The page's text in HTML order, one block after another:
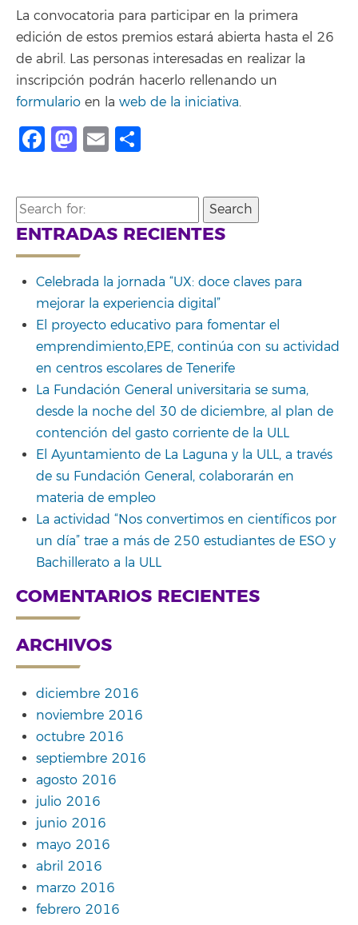
La convocatoria para participar en la primera
edición de estos premios estará abierta hasta el 26
de abril. Las personas interesadas en realizar la
inscripción podrán hacerlo rellenando un
formulario en la web de la iniciativa.
Facebook
Mastodon
Email
Search
for:
ENTRADAS RECIENTES
Celebrada la jornada “UX: doce claves para
mejorar la experiencia digital”
El proyecto educativo para fomentar el
emprendimiento,EPE, continúa con su actividad
en centros escolares de Tenerife
La Fundación General universitaria se suma,
desde la noche del 30 de diciembre, al plan de
contención del gasto corriente de la ULL
El Ayuntamiento de La Laguna y la ULL, a través
de su Fundación General, colaborarán en
materia de empleo
La actividad “Nos convertimos en científicos por
un día” trae a más de 250 estudiantes de ESO y
Bachillerato a la ULL
COMENTARIOS RECIENTES
ARCHIVOS
diciembre 2016
noviembre 2016
octubre 2016
septiembre 2016
agosto 2016
julio 2016
junio 2016
mayo 2016
abril 2016
marzo 2016
febrero 2016